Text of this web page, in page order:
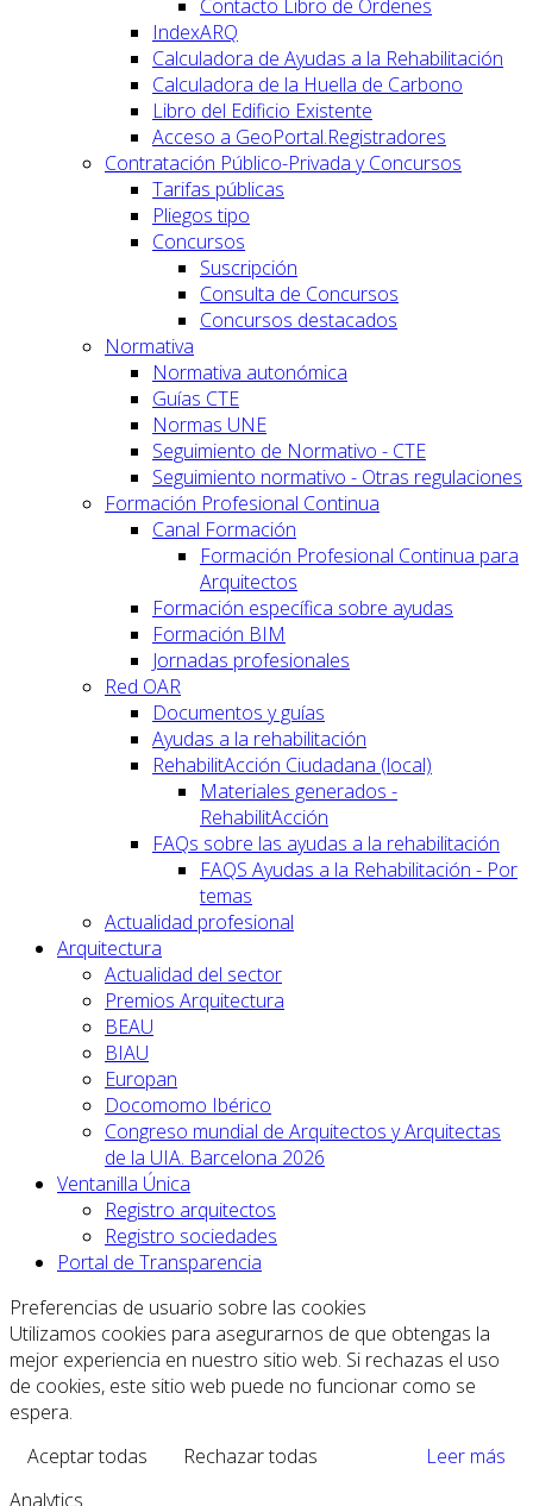
Contacto Libro de Órdenes
IndexARQ
Calculadora de Ayudas a la Rehabilitación
Calculadora de la Huella de Carbono
Libro del Edificio Existente
Acceso a GeoPortal.Registradores
Contratación Público-Privada y Concursos
Tarifas públicas
Pliegos tipo
Concursos
Suscripción
Consulta de Concursos
Concursos destacados
Normativa
Normativa autonómica
Guías CTE
Normas UNE
Seguimiento de Normativo - CTE
Seguimiento normativo - Otras regulaciones
Formación Profesional Continua
Canal Formación
Formación Profesional Continua para
Arquitectos
Formación específica sobre ayudas
Formación BIM
Jornadas profesionales
Red OAR
Documentos y guías
Ayudas a la rehabilitación
RehabilitAcción Ciudadana (local)
Materiales generados -
RehabilitAcción
FAQs sobre las ayudas a la rehabilitación
FAQS Ayudas a la Rehabilitación - Por
temas
Actualidad profesional
Arquitectura
Actualidad del sector
Premios Arquitectura
BEAU
BIAU
Europan
Docomomo Ibérico
Congreso mundial de Arquitectos y Arquitectas
de la UIA. Barcelona 2026
Ventanilla Única
Registro arquitectos
Registro sociedades
Portal de Transparencia
Preferencias de usuario sobre las cookies
Utilizamos cookies para asegurarnos de que obtengas la
mejor experiencia en nuestro sitio web. Si rechazas el uso
de cookies, este sitio web puede no funcionar como se
espera.
Aceptar todas
Rechazar todas
Leer más
Analytics